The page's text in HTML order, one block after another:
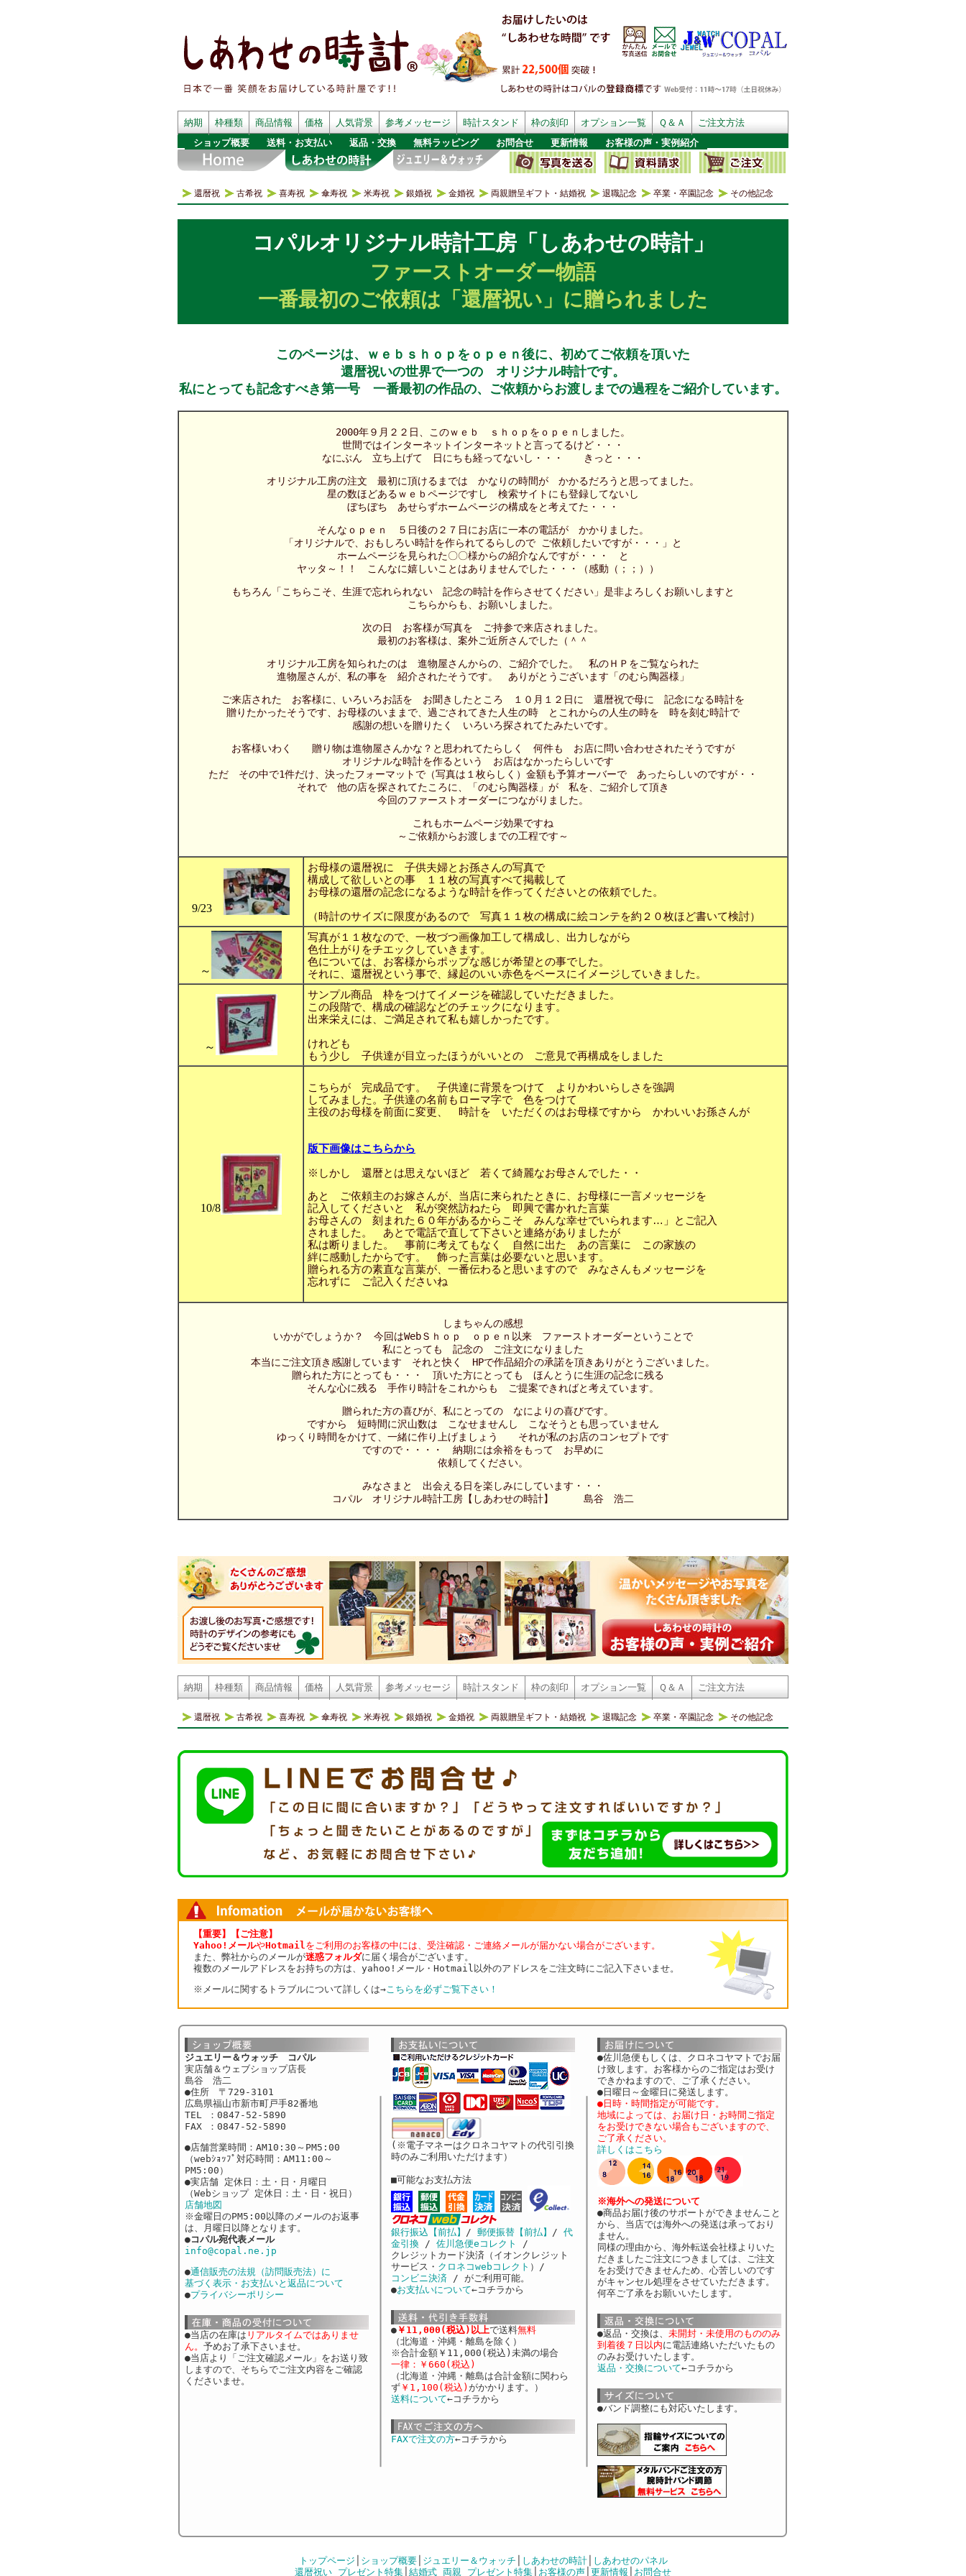
納期 枠種類 商品情報 価格 人気背景 参考メッセージ 時計スタンド 枠の刻印 オプション一覧 Ｑ＆Ａ
ご注文方法
ショップ概要
送料・お支払い 返品・交換 無料ラッピング お問合せ 更新情報 お客様の声・実例紹介
還暦祝 古希祝 喜寿祝 傘寿祝 米寿祝 銀婚祝 金婚祝 両親贈呈ギフト・結婚祝 退職記念 卒業・卒園記念 その他記念
コパルオリジナル時計工房「しあわせの時計」
ファーストオーダー物語
一番最初のご依頼は「還暦祝い」に贈られました
このページは、ｗｅｂｓｈｏｐをｏｐｅｎ後に、初めてご依頼を頂いた
還暦祝いの世界で一つの オリジナル時計です。
私にとっても記念すべき第一号 一番最初の作品の、ご依頼からお渡しまでの過程をご紹介しています。
2000年９月２２日、このｗｅｂ ｓｈｏｐをｏｐｅｎしました。
世間ではインターネットインターネットと言ってるけど・・・
なにぶん 立ち上げて 日にちも経ってないし・・・ きっと・・・
オリジナル工房の注文 最初に頂けるまでは かなりの時間が かかるだろうと思ってました。
星の数ほどあるｗｅｂページですし 検索サイトにも登録してないし
ぼちぼち あせらずホームページの構成をと考えてた・・・
そんなｏｐｅｎ ５日後の２７日にお店に一本の電話が かかりました。
「オリジナルで、おもしろい時計を作られてるらしので ご依頼したいですが・・・」と
ホームページを見られた〇〇様からの紹介なんですが・・・ と
ヤッタ～！！ こんなに嬉しいことはありませんでした・・・（感動（；；））
もちろん「こちらこそ、生涯で忘れられない 記念の時計を作らさせてください」是非よろしくお願いしますと
こちらからも、お願いしました。
次の日 お客様が写真を ご持参で来店されました。
最初のお客様は、案外ご近所さんでした（＾＾
オリジナル工房を知られたのは 進物屋さんからの、ご紹介でした。 私のＨＰをご覧なられた
進物屋さんが、私の事を 紹介されたそうです。 ありがとうございます「のむら陶器様」
ご来店された お客様に、いろいろお話を お聞きしたところ １０月１２日に 還暦祝で母に 記念になる時計を
贈りたかったそうです、お母様のいままで、過ごされてきた人生の時 とこれからの人生の時を 時を刻む時計で
感謝の想いを贈りたく いろいろ探されてたみたいです。
お客様いわく 贈り物は進物屋さんかな？と思われてたらしく 何件も お店に問い合わせされたそうですが
オリジナルな時計を作るという お店はなかったらしいです
ただ その中で1件だけ、決ったフォーマットで（写真は１枚らしく）金額も予算オーバーで あったらしいのですが・・
それで 他の店を探されてたころに、「のむら陶器様」が 私を、ご紹介して頂き
今回のファーストオーダーにつながりました。
これもホームページ効果ですね
～ご依頼からお渡しまでの工程です～
9/23
お母様の還暦祝に 子供夫婦とお孫さんの写真で
構成して欲しいとの事 １１枚の写真すべて掲載して
お母様の還暦の記念になるような時計を作ってくださいとの依頼でした。
（時計のサイズに限度があるので 写真１１枚の構成に絵コンテを約２０枚ほど書いて検討）
～
写真が１１枚なので、一枚づつ画像加工して構成し、出力しながら
色仕上がりをチエックしていきます。
色については、お客様からポップな感じが希望との事でした。
それに、還暦祝という事で、縁起のいい赤色をベースにイメージしていきました。
～
サンプル商品 枠をつけてイメージを確認していただきました。
この段階で、構成の確認などのチェックになります。
出来栄えには、ご満足されて私も嬉しかったです。
けれども
もう少し 子供達が目立ったほうがいいとの ご意見で再構成をしました
10/8
こちらが 完成品です。 子供達に背景をつけて よりかわいらしさを強調
してみました。子供達の名前もローマ字で 色をつけて
主役のお母様を前面に変更、 時計を いただくのはお母様ですから かわいいお孫さんが
版下画像はこちらから
※しかし 還暦とは思えないほど 若くて綺麗なお母さんでした・・
あと ご依頼主のお嫁さんが、当店に来られたときに、お母様に一言メッセージを
記入してくださいと 私が突然訪ねたら 即興で書かれた言葉
お母さんの 刻まれた６０年があるからこそ みんな幸せでいられます…」とご記入
されました。 あとで電話で直して下さいと連絡がありましたが
私は断りました。 事前に考えてもなく 自然に出た あの言葉に この家族の
絆に感動したからです。 飾った言葉は必要ないと思います。
贈られる方の素直な言葉が、一番伝わると思いますので みなさんもメッセージを
忘れずに ご記入くださいね
しまちゃんの感想
いかがでしょうか？ 今回はWebＳｈｏｐ ｏｐｅｎ以来 ファーストオーダーということで
私にとっても 記念の ご注文になりました
本当にご注文頂き感謝しています それと快く HPで作品紹介の承諾を頂きありがとうございました。
贈られた方にとっても・・・ 頂いた方にとっても ほんとうに生涯の記念に残る
そんな心に残る 手作り時計をこれからも ご提案できればと考えています。
贈られた方の喜びが、私にとっての なによりの喜びです。
ですから 短時間に沢山数は こなせませんし こなそうとも思っていません
ゆっくり時間をかけて、一緒に作り上げましょう それが私のお店のコンセプトです
ですので・・・・ 納期には余裕をもって お早めに
依頼してください。
みなさまと 出会える日を楽しみにしています・・・
コパル オリジナル時計工房【しあわせの時計】 島谷 浩二
納期 枠種類 商品情報 価格 人気背景 参考メッセージ 時計スタンド 枠の刻印 オプション一覧 Ｑ＆Ａ ご注文方法
還暦祝 古希祝 喜寿祝 傘寿祝 米寿祝 銀婚祝 金婚祝 両親贈呈ギフト・結婚祝 退職記念 卒業・卒園記念 その他記念
【重要】【ご注意】
Yahoo!メールやHotmailをご利用のお客様の中には、受注確認・ご連絡メールが届かない場合がございます。
また、弊社からのメールが迷惑フォルダに届く場合がございます。
複数のメールアドレスをお持ちの方は、yahoo!メール・Hotmail以外のアドレスをご注文時にご記入下さいませ。
※メールに関するトラブルについて詳しくは→こちらを必ずご覧下さい！
ジュエリー＆ウォッチ コパル
実店舗＆ウェブショップ店長
島谷 浩二
●住所 〒729-3101
広島県福山市新市町戸手82番地
TEL ：0847-52-5890
FAX ：0847-52-5890
●店舗営業時間：AM10:30～PM5:00
（webｼｮｯﾌﾟ対応時間：AM11:00～
PM5:00）
●実店舗 定休日：土・日・月曜日
（Webショップ 定休日：土・日・祝日）
店舗地図
※金曜日のPM5:00以降のメールのお返事
は、月曜日以降となります。
●コパル宛代表メール
info@copal.ne.jp
●通信販売の法規（訪問販売法）に
基づく表示・お支払いと返品について
●プライバシーポリシー
●当店の在庫は リアルタイムではありませ
ん。 予めお了承下さいませ。
●当店より「ご注文確認メール」をお送り致
しますので、そちらでご注文内容をご確認
くださいませ。
(※電子マネーはクロネコヤマトの代引引換
時のみご利用いただけます）
■可能なお支払方法
銀行振込【前払】 / 郵便振替【前払】 / 代
金引換 / 佐川急便eコレクト
/
クレジットカード決済（イオンクレジット
サービス・ クロネコwebコレクト ）/
コンビニ決済 / がご利用可能。
●お支払いについて←コチラから
● ￥11,000(税込)以上で送料無料
（北海道・沖縄・離島を除く）
※合計金額￥11,000(税込)未満の場合
一律：￥660(税込)
（北海道・沖縄・離島は合計金額に関わら
ず ￥1,100(税込) がかかります。）
送料について←コチラから
FAXで注文の方←コチラから
●佐川急便もしくは、クロネコヤマトでお届
け致します。お客様からのご指定はお受け
できかねますので、ご了承ください。
●日曜日～金曜日に発送します。
●日時・時間指定が可能です。
地域によっては、お届け日・お時間ご指定
をお受けできない場合もございますので、
ご了承ください。
詳しくはこちら
※海外への発送について
●商品お届け後のサポートができませんこと
から、当店では海外への発送は承っており
ません。
同様の理由から、海外転送会社様よりいた
だきましたご注文につきましては、ご注文
をお受けできませんため、心苦しいのです
がキャンセル処理をさせていただきます。
何卒ご了承をお願いいたします。
●返品・交換は、 未開封・未使用のもののみ
到着後７日以内に電話連絡いただいたもの
のみお受けいたします。
返品・交換について←コチラから
●バンド調整にも対応いたします。
トップページ ショップ概要│ ジュエリー＆ウォッチ しあわせの時計│
しあわせのパネル
還暦祝い プレゼント特集 結婚式 両親 プレゼント特集 お客様の声 更新情報 お問合せ